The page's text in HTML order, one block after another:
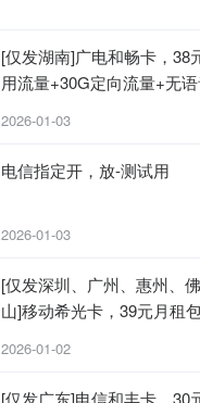
[仅发湖南]广电和畅卡，38
用流量+30G定向流量+无
2026-01-03
电信指定开，放-测试用
2026-01-03
[仅发深圳、广州、惠州、
山]移动希光卡，39元月租
2026-01-02
[仅发广东]电信和丰卡，30